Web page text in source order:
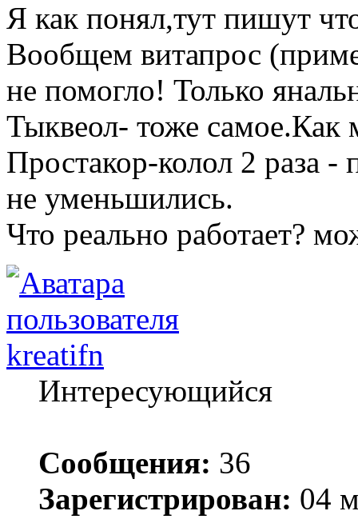
Я как понял,тут пишут
Вообщем витапрос
не помогло! Только
Тыквеол- тоже самое.Как
Простакор-колол 2 раза
не уменьшились.
Что реально работает?
kreatifn
Интересующийся
Сообщения: 36
Зарегистрирован: 04